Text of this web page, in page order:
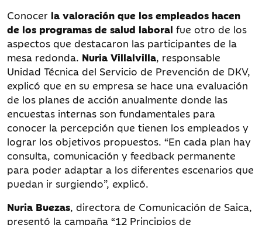
Conocer la valoración que los empleados hacen
de los programas de salud laboral fue otro de los
aspectos que destacaron las participantes de la
mesa redonda. Nuria Villalvilla, responsable
Unidad Técnica del Servicio de Prevención de DKV,
explicó que en su empresa se hace una evaluación
de los planes de acción anualmente donde las
encuestas internas son fundamentales para
conocer la percepción que tienen los empleados y
lograr los objetivos propuestos. “En cada plan hay
consulta, comunicación y feedback permanente
para poder adaptar a los diferentes escenarios que
puedan ir surgiendo”, explicó.
Nuria Buezas, directora de Comunicación de Saica,
presentó la campaña “12 Principios de